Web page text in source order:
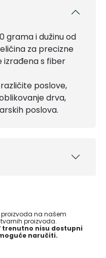
grama i dužinu od
za precizne
izrađena s fiber
poslove,
drva,
poslova.
na našem
proizvoda.
trenutno nisu dostupni
naručiti.